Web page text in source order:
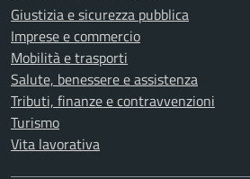
Giustizia e sicurezza pubblica
Imprese e commercio
Mobilità e trasporti
Salute, benessere e assistenza
Tributi, finanze e contravvenzioni
Turismo
Vita lavorativa